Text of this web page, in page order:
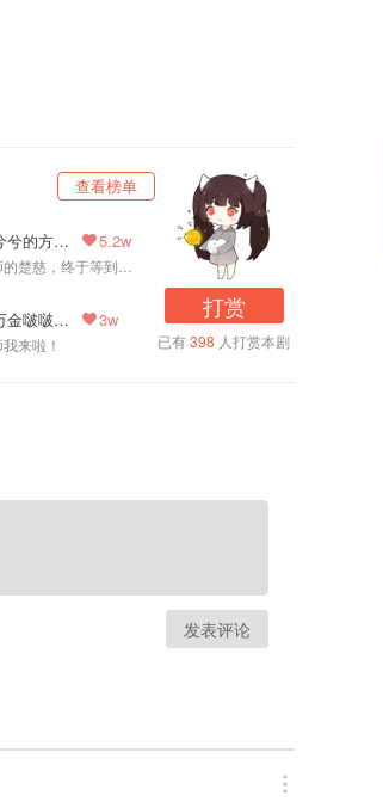
查看榜单
神经兮兮的方同学 5.2w
伍拾万金啵啵啵酱 3w
来啦！
打赏
已有398 人打赏本剧
发表评论